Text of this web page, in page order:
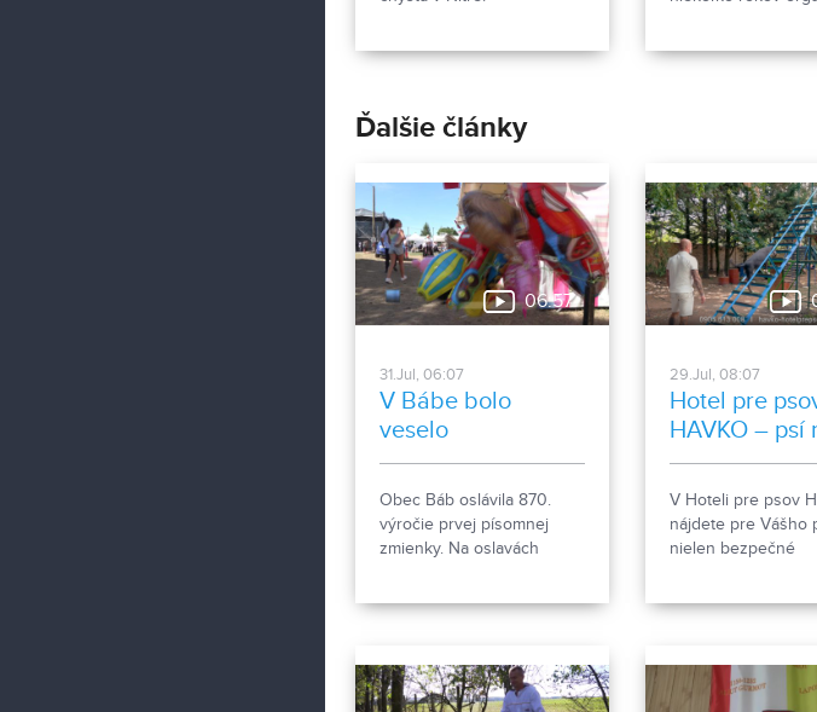
malým
Ďalšie články
06:57
31.Jul, 06:07
V Bábe bolo
veselo
Obec Báb oslávila 870.
výročie prvej písomnej
zmienky. Na oslavách
29.Jul, 08:07
Hotel pre
HAVKO – psí
zemi
V Hoteli pre psov
nájdete pre Vášho
nielen bezpečné
či pomoc pri
Spoznajte miesto,